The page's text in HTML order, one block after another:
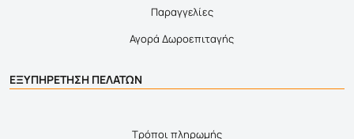
Παραγγελίες
Αγορά Δωροεπιταγής
ΕΞΥΠΗΡΕΤΗΣΗ ΠΕΛΑΤΩΝ
Τρόποι πληρωμής